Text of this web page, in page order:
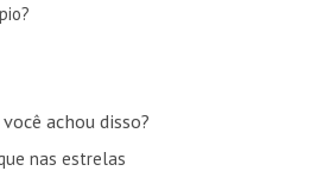
achou disso?
nas estrelas